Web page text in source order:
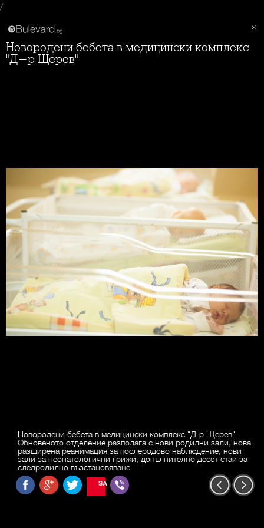
/
Новородени бебета в медицински комплекс
"Д-р Щерев"
Новородени бебета в медицински комплекс "Д-р Щерев".
Обновеното отделение разполага с нови родилни зали, нова
разширена реанимация за послеродово наблюдение, нови
зали за неонатологични грижи, допълнително десет стаи за
следродилно възстановяване.
SAVE